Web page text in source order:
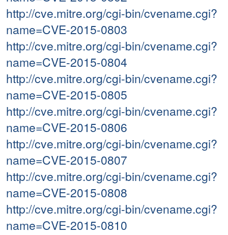
http://cve.mitre.org/cgi-bin/cvename.cgi?
name=CVE-2015-0803
http://cve.mitre.org/cgi-bin/cvename.cgi?
name=CVE-2015-0804
http://cve.mitre.org/cgi-bin/cvename.cgi?
name=CVE-2015-0805
http://cve.mitre.org/cgi-bin/cvename.cgi?
name=CVE-2015-0806
http://cve.mitre.org/cgi-bin/cvename.cgi?
name=CVE-2015-0807
http://cve.mitre.org/cgi-bin/cvename.cgi?
name=CVE-2015-0808
http://cve.mitre.org/cgi-bin/cvename.cgi?
name=CVE-2015-0810